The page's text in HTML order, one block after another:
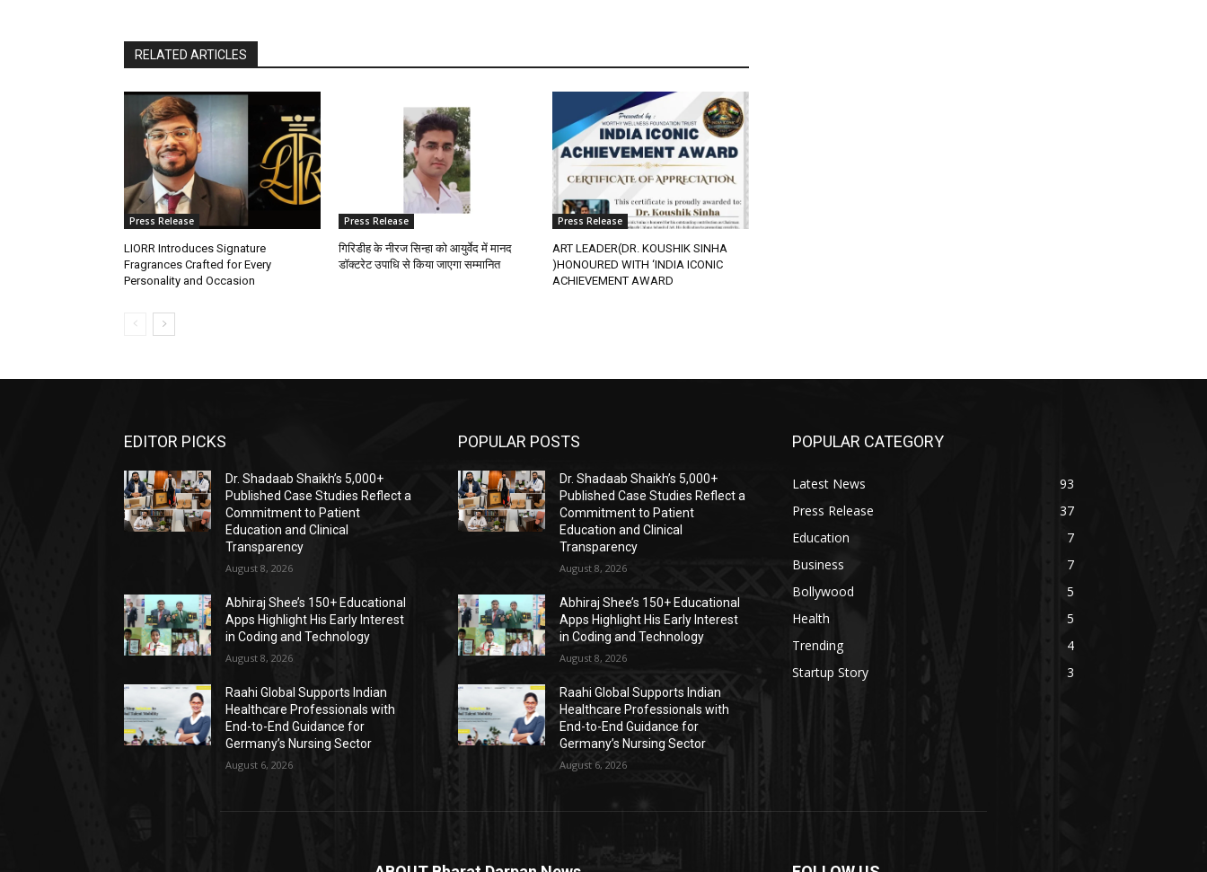
RELATED ARTICLES
Press Release
LIORR Introduces Signature
Fragrances Crafted for Every
Personality and Occasion
Press Release
गिरिडीह के नीरज सिन्हा को आयुर्वेद में मानद
डॉक्टरेट उपाधि से किया जाएगा सम्मानित
Press Release
ART LEADER(DR. KOUSHIK SINHA
)HONOURED WITH ‘INDIA ICONIC
ACHIEVEMENT AWARD
EDITOR PICKS
Dr. Shadaab Shaikh’s 5,000+
Published Case Studies Reflect a
Commitment to Patient
Education and Clinical
Transparency
August 8, 2026
Abhiraj Shee’s 150+ Educational
Apps Highlight His Early Interest
in Coding and Technology
August 8, 2026
Raahi Global Supports Indian
Healthcare Professionals with
End-to-End Guidance for
Germany’s Nursing Sector
August 6, 2026
POPULAR POSTS
Dr. Shadaab Shaikh’s 5,000+
Published Case Studies Reflect a
Commitment to Patient
Education and Clinical
Transparency
August 8, 2026
Abhiraj Shee’s 150+ Educational
Apps Highlight His Early Interest
in Coding and Technology
August 8, 2026
Raahi Global Supports Indian
Healthcare Professionals with
End-to-End Guidance for
Germany’s Nursing Sector
August 6, 2026
POPULAR CATEGORY
Latest News
93
Press Release
37
Education
7
Business
7
Bollywood
5
Health
5
Trending
4
Startup Story
3